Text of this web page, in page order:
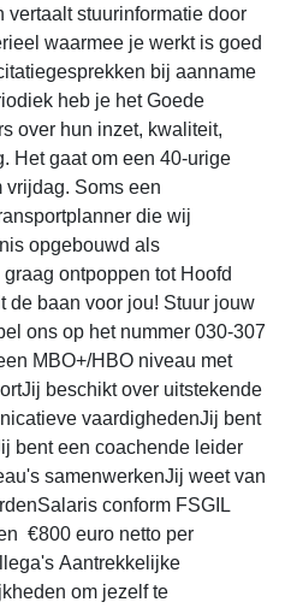
vertaalt stuurinformatie door
waarmee je werkt is goed
bij aanname
heb je het Goede
over hun inzet, kwaliteit,
Het gaat om een 40-urige
vrijdag. Soms een
die wij
opgebouwd als
ontpoppen tot Hoofd
de baan voor jou! Stuur jouw
ons op het nummer 030-307
MBO+/HBO niveau met
beschikt over uitstekende
vaardighedenJij bent
bent een coachende leider
samenwerkenJij weet van
conform FSGIL
€800 euro netto per
Aantrekkelijke
om jezelf te